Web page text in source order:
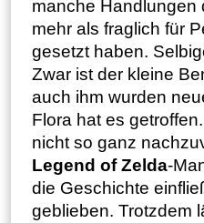
manche Handlungen
mehr als fraglich für
gesetzt haben.
Zwar ist der kleine
auch ihm wurden
Flora hat es
nicht so ganz
Legend of Zelda-
die Geschichte
geblieben. Trotzdem